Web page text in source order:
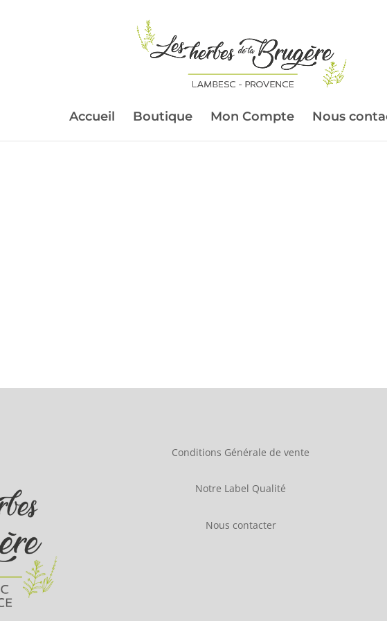
Accueil Boutique Mon Compte Nous
Conditions Générale de vente
Notre Label Qualité
Nous contacter